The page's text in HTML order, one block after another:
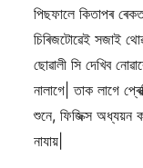
পিছফালে কিতাপৰ
চিৰিজটোৱেই সজাই
ছোৱালী সি দেখিব
নালাগে| তাক লাগে
শুনে, ফিজিক্স অধ্যয়ন
নাযায়|